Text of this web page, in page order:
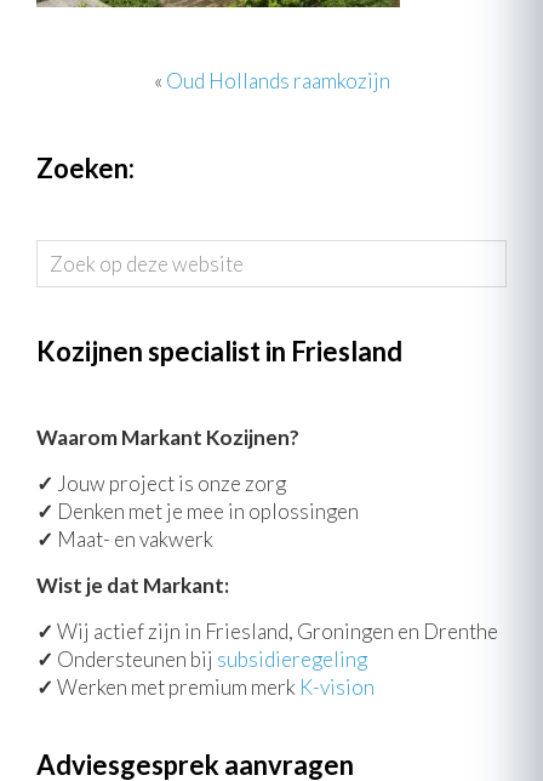
« Oud Hollands raamkozijn
Zoeken:
Zoek
op
website
Kozijnen specialist in Friesland
Waarom Markant Kozijnen?
✓ Jouw project is onze zorg
✓ Denken met je mee in oplossingen
✓ Maat- en vakwerk
Wist je dat Markant:
✓ Wij actief zijn in Friesland, Groningen en Drenthe
✓ Ondersteunen bij subsidieregeling
✓ Werken met premium merk K-vision
Adviesgesprek aanvragen